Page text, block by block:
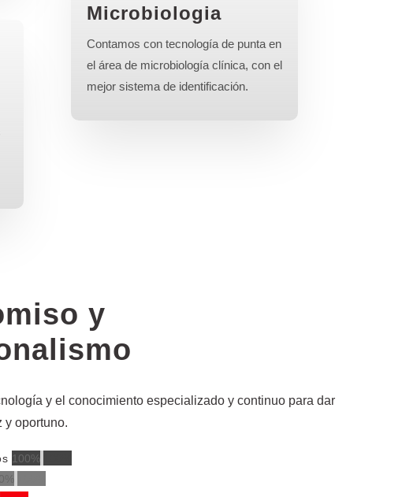
Microbiologia
Contamos con tecnología de punta en
el área de microbiología clínica, con el
mejor sistema de identificación.
y
y el conocimiento especializado y continuo para dar
y oportuno.
100%